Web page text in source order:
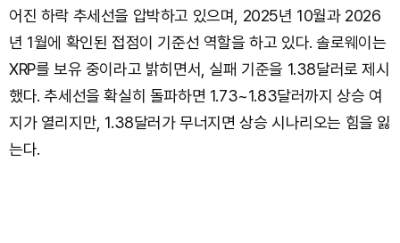
어진 하락 추세선을 압박하고 있으며, 2025년 10월과 2026
년 1월에 확인된 접점이 기준선 역할을 하고 있다. 솔로웨이는
XRP를 보유 중이라고 밝히면서, 실패 기준을 1.38달러로 제시
했다. 추세선을 확실히 돌파하면 1.73~1.83달러까지 상승 여
지가 열리지만, 1.38달러가 무너지면 상승 시나리오는 힘을 잃
는다.